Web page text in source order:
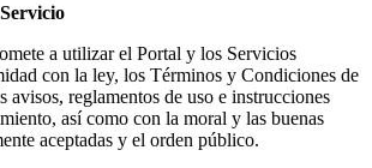
a utilizar el Portal y los Servicios
con la ley, los Términos y Condiciones de
avisos, reglamentos de uso e instrucciones
así como con la moral y las buenas
aceptadas y el orden público.